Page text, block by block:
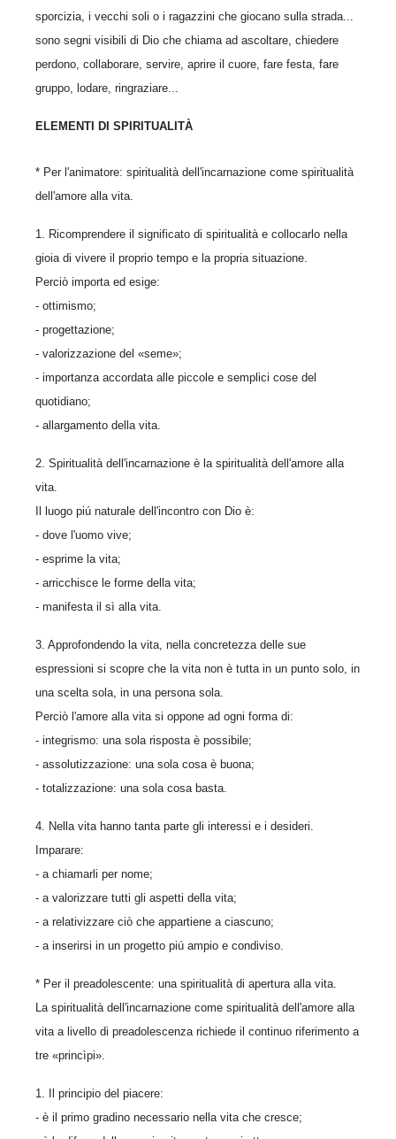
sporcizia, i vecchi soli o i ragazzini che giocano sulla strada...
sono segni visibili di Dio che chiama ad ascoltare, chiedere
perdono, collaborare, servire, aprire il cuore, fare festa, fare
gruppo, lodare, ringraziare...
ELEMENTI DI SPIRITUALITÀ
* Per l'animatore: spiritualità dell'incarnazione come spiritualità
dell'amore alla vita.
1. Ricomprendere il significato di spiritualità e collocarlo nella
gioia di vivere il proprio tempo e la propria situazione.
Perciò importa ed esige:
- ottimismo;
- progettazione;
- valorizzazione del «seme»;
- importanza accordata alle piccole e semplici cose del
quotidiano;
- allargamento della vita.
2. Spiritualità dell'incarnazione è la spiritualità dell'amore alla
vita.
Il luogo piú naturale dell'incontro con Dio è:
- dove l'uomo vive;
- esprime la vita;
- arricchisce le forme della vita;
- manifesta il sì alla vita.
3. Approfondendo la vita, nella concretezza delle sue
espressioni si scopre che la vita non è tutta in un punto solo, in
una scelta sola, in una persona sola.
Perciò l'amore alla vita si oppone ad ogni forma di:
- integrismo: una sola risposta è possibile;
- assolutizzazione: una sola cosa è buona;
- totalizzazione: una sola cosa basta.
4. Nella vita hanno tanta parte gli interessi e i desideri.
Imparare:
- a chiamarli per nome;
- a valorizzare tutti gli aspetti della vita;
- a relativizzare ciò che appartiene a ciascuno;
- a inserirsi in un progetto piú ampio e condiviso.
* Per il preadolescente: una spiritualità di apertura alla vita.
La spiritualità dell'incarnazione come spiritualità dell'amore alla
vita a livello di preadolescenza richiede il continuo riferimento a
tre «princìpi».
1. Il principio del piacere:
- è il primo gradino necessario nella vita che cresce;